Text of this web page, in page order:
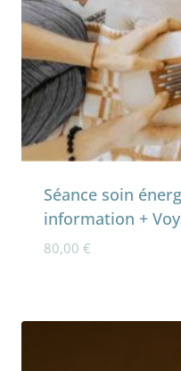
Séance soin
information +
80,00 €